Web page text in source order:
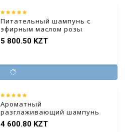
Питательный шампунь с
эфирным маслом розы
5 800.50 KZT
Ароматный
разглаживающий шампунь
4 600.80 KZT